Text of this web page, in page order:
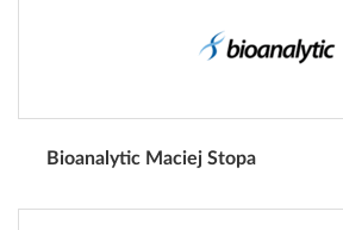
Bioanalytic Maciej Stopa